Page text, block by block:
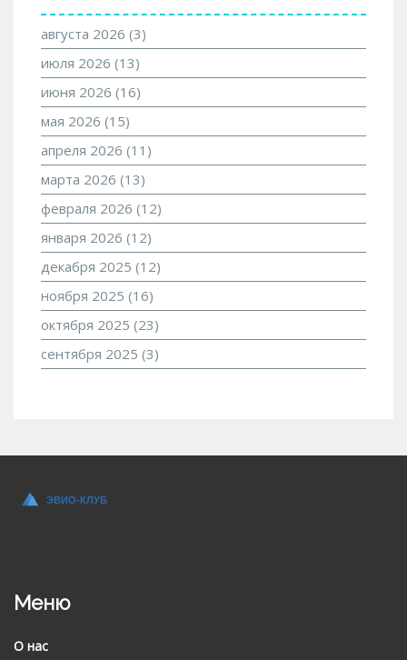
августа 2026 (3)
июля 2026 (13)
июня 2026 (16)
мая 2026 (15)
апреля 2026 (11)
марта 2026 (13)
февраля 2026 (12)
января 2026 (12)
декабря 2025 (12)
ноября 2025 (16)
октября 2025 (23)
сентября 2025 (3)
Меню
О нас